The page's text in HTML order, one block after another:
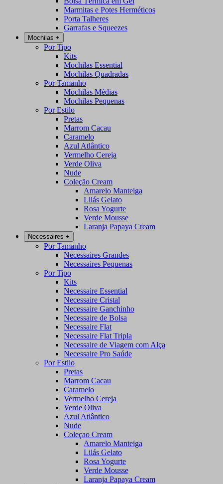
Marmitas e Potes Herméticos
Porta Talheres
Garrafas e Squeezes
Mochilas +
Por Tipo
Kits
Mochilas Essential
Mochilas Quadradas
Por Tamanho
Mochilas Médias
Mochilas Pequenas
Por Estilo
Pretas
Marrom Cacau
Caramelo
Azul Atlântico
Vermelho Cereja
Verde Oliva
Nude
Coleção Cream
Amarelo Manteiga
Lilás Gelato
Rosa Yogurte
Verde Mousse
Laranja Papaya Cream
Necessaires +
Por Tamanho
Necessaires Grandes
Necessaires Pequenas
Por Tipo
Kits
Necessaire Essential
Necessaire Cristal
Necessaire Ganchinho
Necessaire de Bolsa
Necessaire Flat
Necessaire Flat Tripla
Necessaire de Viagem com Alça
Necessaire Pro Saúde
Por Estilo
Pretas
Marrom Cacau
Caramelo
Vermelho Cereja
Verde Oliva
Azul Atlântico
Nude
Coleçao Cream
Amarelo Manteiga
Lilás Gelato
Rosa Yogurte
Verde Mousse
Laranja Papaya Cream